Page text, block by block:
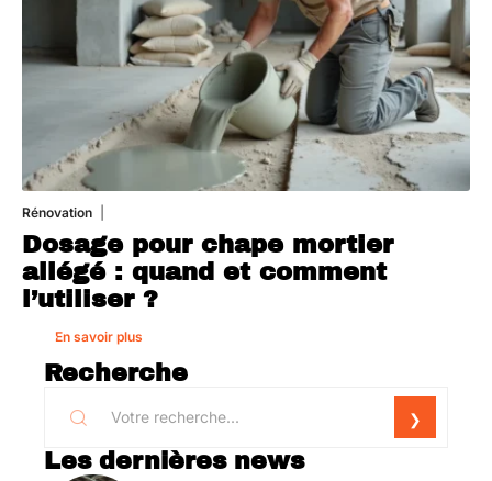
Rénovation
Dosage pour chape mortier
allégé : quand et comment
l’utiliser ?
En savoir plus
Recherche
Les dernières news